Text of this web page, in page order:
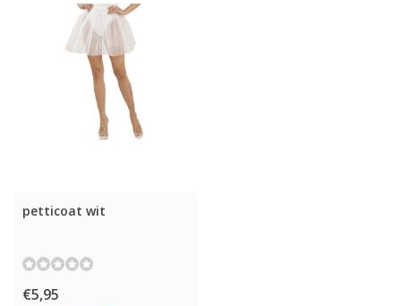
petticoat wit
€5,95